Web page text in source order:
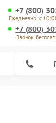
+7 (800)
Ежедневно, с
+7 (800)
Звонок